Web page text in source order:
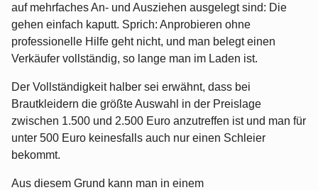
auf mehrfaches An- und Ausziehen ausgelegt sind: Die
gehen einfach kaputt. Sprich: Anprobieren ohne
professionelle Hilfe geht nicht, und man belegt einen
Verkäufer vollständig, so lange man im Laden ist.
Der Vollständigkeit halber sei erwähnt, dass bei
Brautkleidern die größte Auswahl in der Preislage
zwischen 1.500 und 2.500 Euro anzutreffen ist und man für
unter 500 Euro keinesfalls auch nur einen Schleier
bekommt.
Aus diesem Grund kann man in einem